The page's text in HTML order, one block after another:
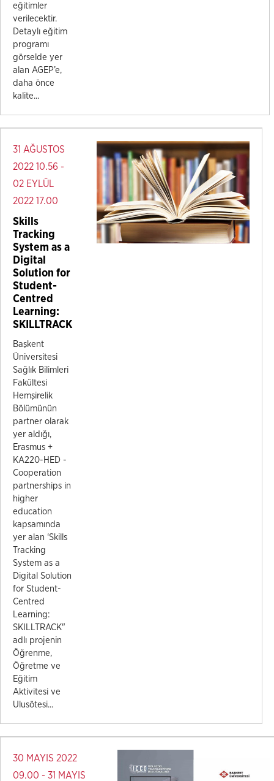
eğitimler
verilecektir.
Detaylı eğitim
programı
görselde yer
alan AGEP’e,
daha önce
kalite...
31 AĞUSTOS
2022 10.56 -
02 EYLÜL
2022 17.00
Skills
Tracking
System as a
Digital
Solution for
Student-
Centred
Learning:
SKILLTRACK
Başkent
Üniversitesi
Sağlık Bilimleri
Fakültesi
Hemşirelik
Bölümünün
partner olarak
yer aldığı,
Erasmus +
KA220-HED -
Cooperation
partnerships in
higher
education
kapsamında
yer alan ‘Skills
Tracking
System as a
Digital Solution
for Student-
Centred
Learning:
SKILLTRACK"
adlı projenin
Öğrenme,
Öğretme ve
Eğitim
Aktivitesi ve
Ulusötesi...
30 MAYIS 2022
09.00 - 31 MAYIS